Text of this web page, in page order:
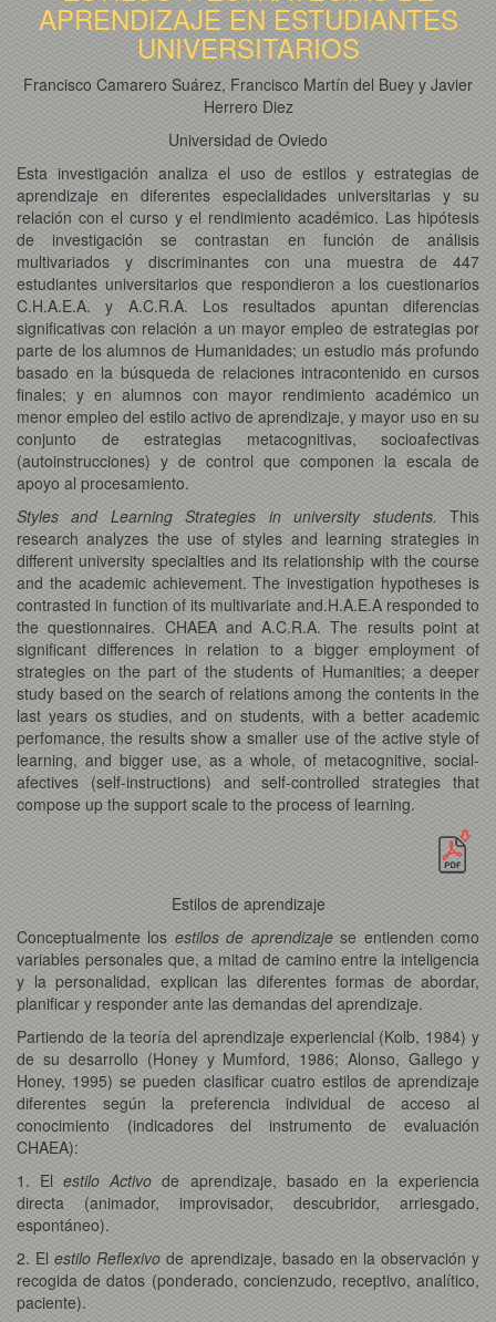
APRENDIZAJE EN ESTUDIANTES
UNIVERSITARIOS
Francisco Camarero Suárez, Francisco Martín del Buey y Javier
Herrero Diez
Universidad de Oviedo
Esta investigación analiza el uso de estilos y estrategias de
aprendizaje en diferentes especialidades universitarias y su
relación con el curso y el rendimiento académico. Las hipótesis
de investigación se contrastan en función de análisis
multivariados y discriminantes con una muestra de 447
estudiantes universitarios que respondieron a los cuestionarios
C.H.A.E.A. y A.C.R.A. Los resultados apuntan diferencias
significativas con relación a un mayor empleo de estrategias por
parte de los alumnos de Humanidades; un estudio más profundo
basado en la búsqueda de relaciones intracontenido en cursos
finales; y en alumnos con mayor rendimiento académico un
menor empleo del estilo activo de aprendizaje, y mayor uso en su
conjunto de estrategias metacognitivas, socioafectivas
(autoinstrucciones) y de control que componen la escala de
apoyo al procesamiento.
Styles and Learning Strategies in university students. This
research analyzes the use of styles and learning strategies in
different university specialties and its relationship with the course
and the academic achievement. The investigation hypotheses is
contrasted in function of its multivariate and.H.A.E.A responded to
the questionnaires. CHAEA and A.C.R.A. The results point at
significant differences in relation to a bigger employment of
strategies on the part of the students of Humanities; a deeper
study based on the search of relations among the contents in the
last years os studies, and on students, with a better academic
perfomance, the results show a smaller use of the active style of
learning, and bigger use, as a whole, of metacognitive, social-
afectives (self-instructions) and self-controlled strategies that
compose up the support scale to the process of learning.
Estilos de aprendizaje
Conceptualmente los estilos de aprendizajese entienden como
variables personales que, a mitad de camino entre la inteligencia
y la personalidad, explican las diferentes formas de abordar,
planificar y responder ante las demandas del aprendizaje.
Partiendo de la teoría del aprendizaje experiencial (Kolb, 1984) y
de su desarrollo (Honey y Mumford, 1986; Alonso, Gallego y
Honey, 1995) se pueden clasificar cuatro estilos de aprendizaje
diferentes según la preferencia individual de acceso al
conocimiento (indicadores del instrumento de evaluación
CHAEA):
1. Elestilo Activo de aprendizaje, basado en la experiencia
directa (animador, improvisador, descubridor, arriesgado,
espontáneo).
2. Elestilo Reflexivo de aprendizaje, basado en la observación y
recogida de datos (ponderado, concienzudo, receptivo, analítico,
paciente).